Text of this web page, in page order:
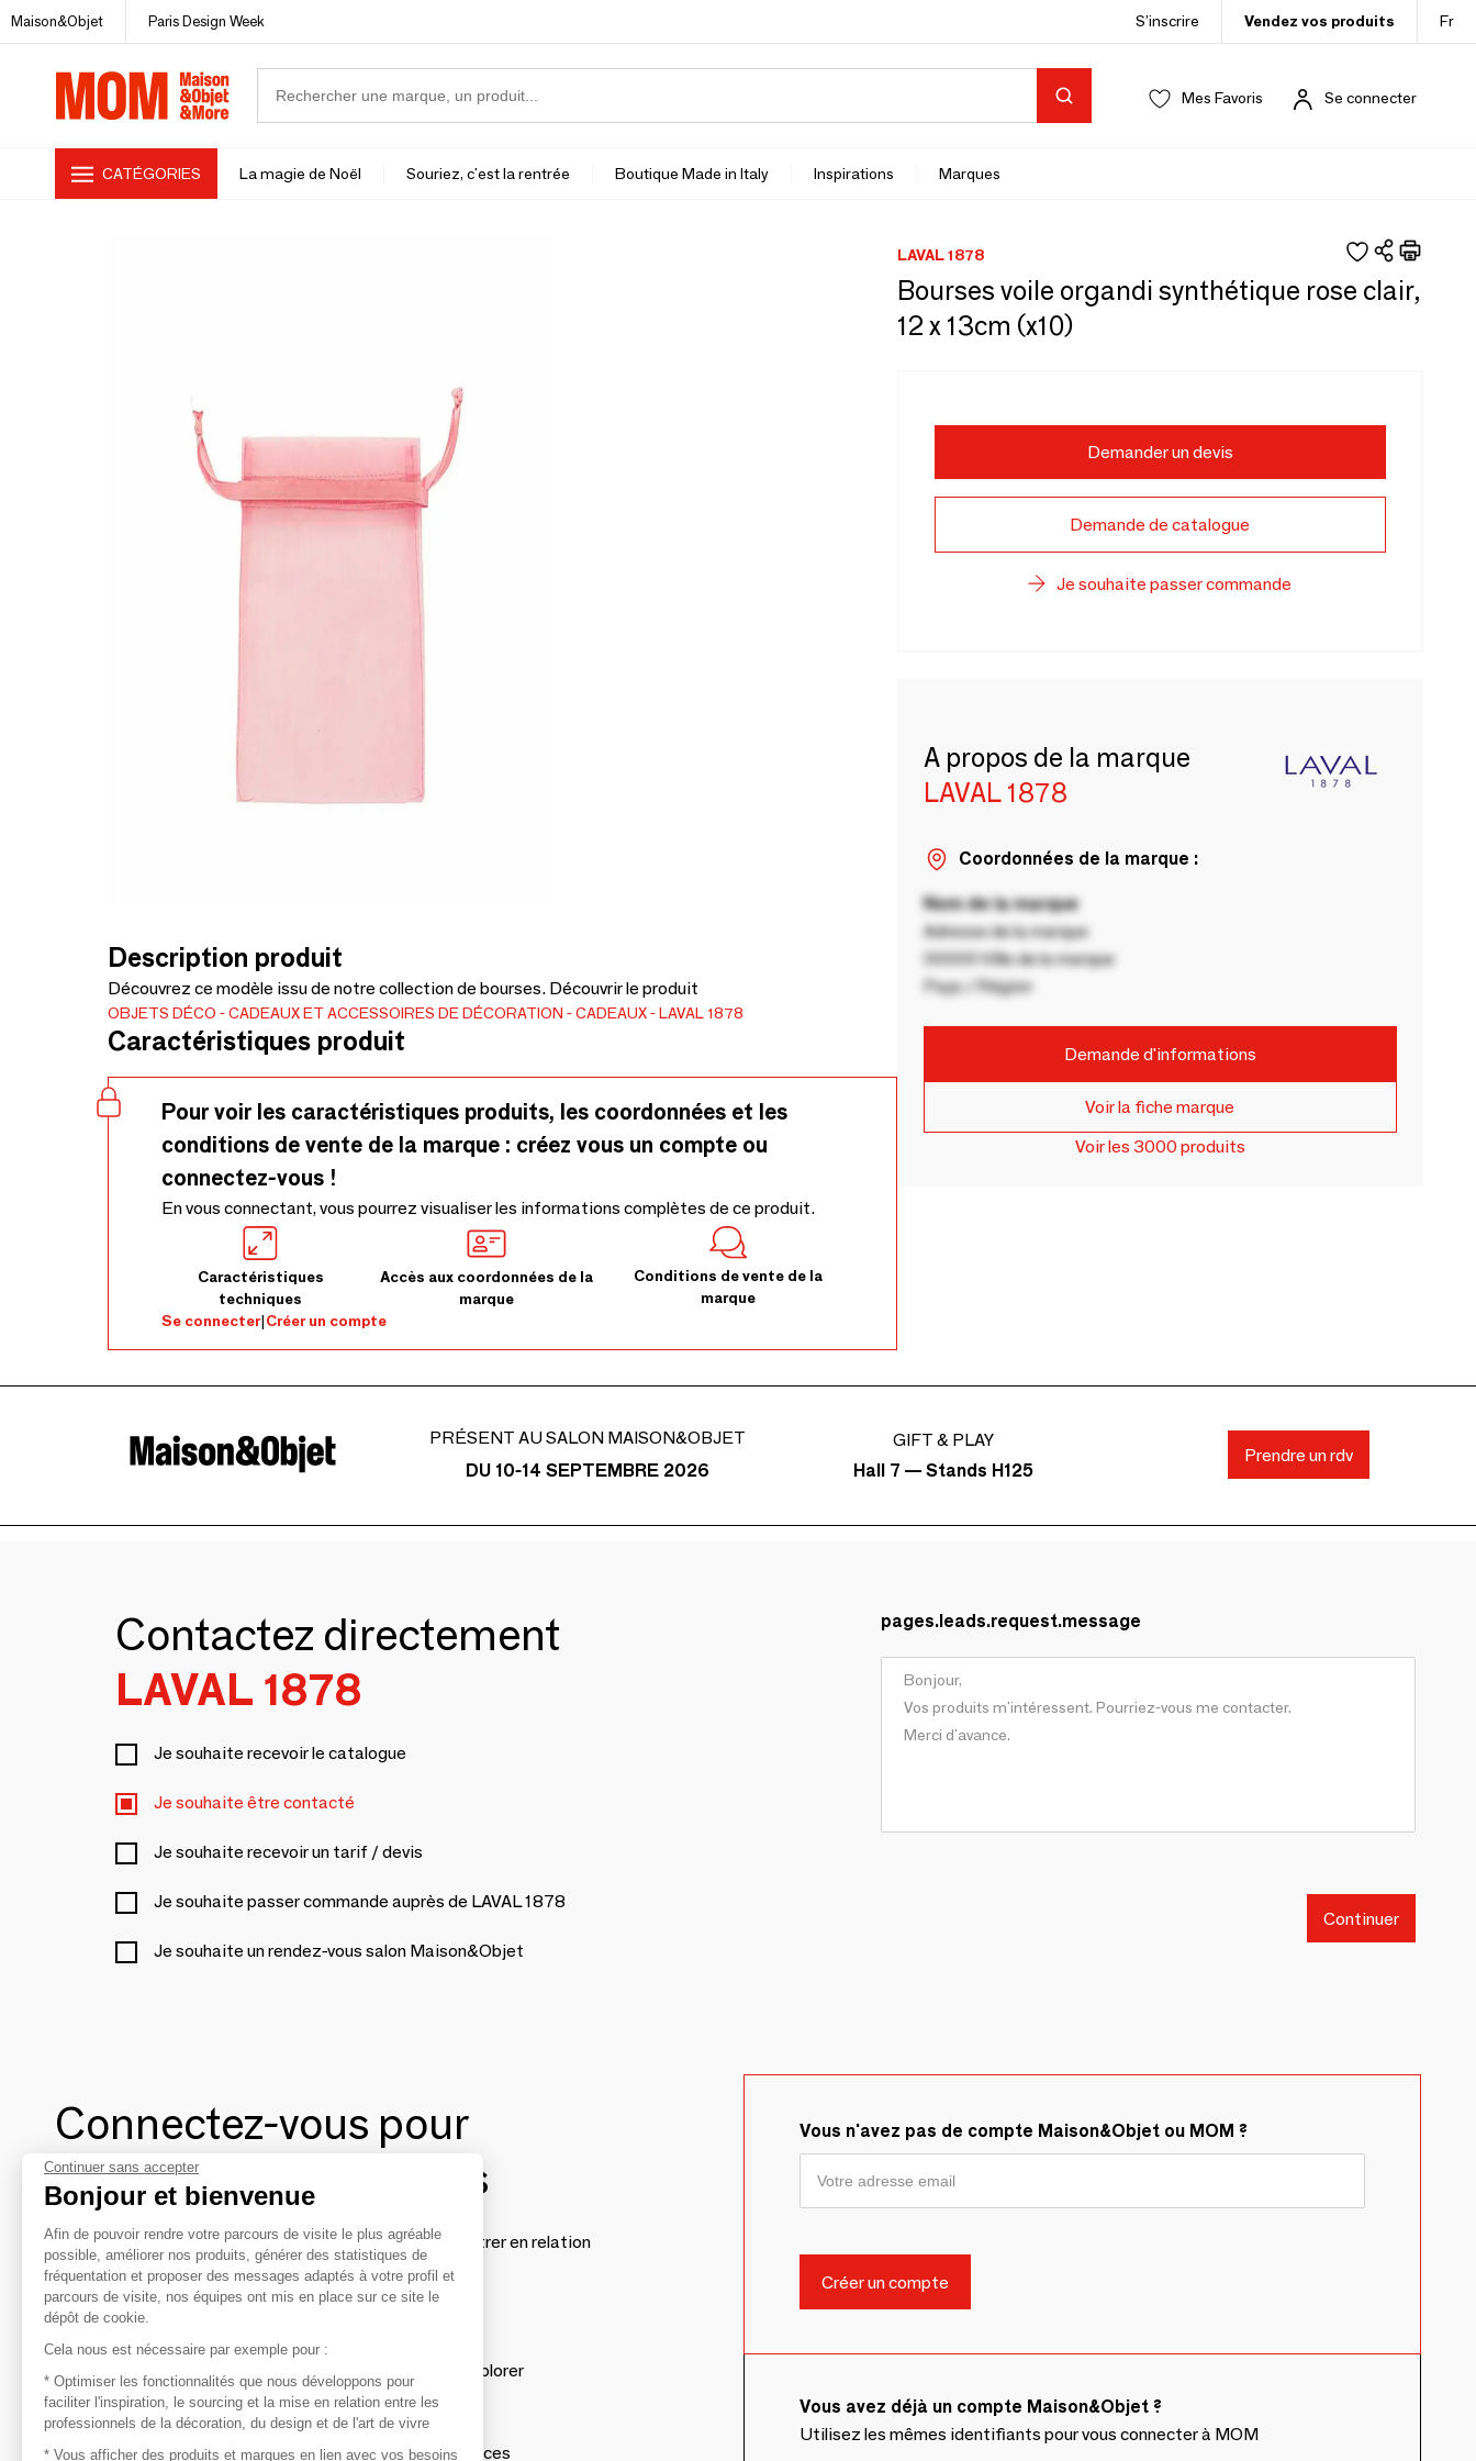
Maison&Objet Paris Design Week S’inscrire Vendez vos produits Fr
Mes Favoris Se connecter
CATÉGORIES La magie de Noël Souriez, c'est la rentrée Boutique Made in Italy Inspirations Marques
Description produit
Découvrez ce modèle issu de notre collection de bourses. Découvrir le produit
OBJETS DÉCO CADEAUX ET ACCESSOIRES DE DÉCORATION CADEAUX LAVAL 1878
Caractéristiques produit
Pour voir les caractéristiques produits, les coordonnées et les
conditions de vente de la marque : créez vous un compte ou
connectez-vous !
En vous connectant, vous pourrez visualiser les informations complètes de ce produit.
Caractéristiques
techniques
Accès aux coordonnées de la
marque
Conditions de vente de la
marque
Se connecter|Créer un compte
LAVAL 1878
Bourses voile organdi synthétique rose clair,
12 x 13cm (x10)
Demander un devis
Demande de catalogue
Je souhaite passer commande
A propos de la marque
LAVAL 1878
Coordonnées de la marque :
Nom de la marque
Adresse de la marque
00000 Ville de la marque
Pays / Région
Demande d'informations
Voir la fiche marque
Voir les 3000 produits
PRÉSENT AU SALON MAISON&OBJET
DU 10-14 SEPTEMBRE 2026
GIFT & PLAY
Hall 7 — Stands H125
Prendre un rdv
Contactez directement
LAVAL 1878
Je souhaite recevoir le catalogue
Je souhaite être contacté
Je souhaite recevoir un tarif / devis
Je souhaite passer commande auprès de LAVAL 1878
Je souhaite un rendez-vous salon Maison&Objet
pages.leads.request.message
Continuer
Connectez-vous pour
contacter les marques
Afin de profiter au mieux de l'expérience MOM et de rentrer en relation
avec vos marques préférées, créez-vous un compte.
Découvrir
Les produits de milliers de fournisseurs à explorer
S'inspirer
Inspiration et sélections de produits tendances
Vous n'avez pas de compte Maison&Objet ou MOM ?
Vous avez déjà un compte Maison&Objet ?
Utilisez les mêmes identifiants pour vous connecter à MOM
Continuer sans accepter
Bonjour et bienvenue
Afin de pouvoir rendre votre parcours de visite le plus agréable
possible, améliorer nos produits, générer des statistiques de
fréquentation et proposer des messages adaptés à votre profil et
parcours de visite, nos équipes ont mis en place sur ce site le
dépôt de cookie.
Cela nous est nécessaire par exemple pour :
* Optimiser les fonctionnalités que nous développons pour
faciliter l'inspiration, le sourcing et la mise en relation entre les
professionnels de la décoration, du design et de l'art de vivre
* Vous afficher des produits et marques en lien avec vos besoins